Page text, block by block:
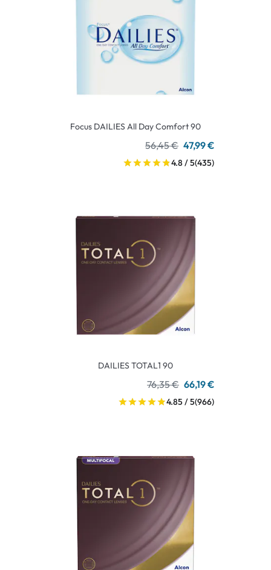
Focus DAILIES All Day Comfort 90
56,45 € 47,99 €
4.8 / 5(435)
DAILIES TOTAL1 90
76,35 € 66,19 €
4.85 / 5(966)